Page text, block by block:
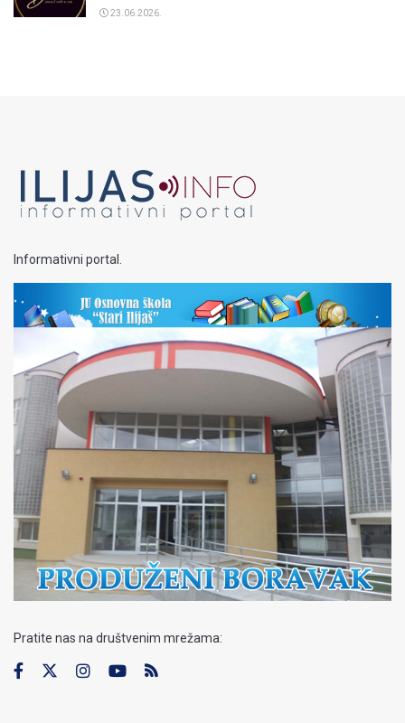
23.06.2026.
Informativni portal.
Pratite nas na društvenim mrežama: